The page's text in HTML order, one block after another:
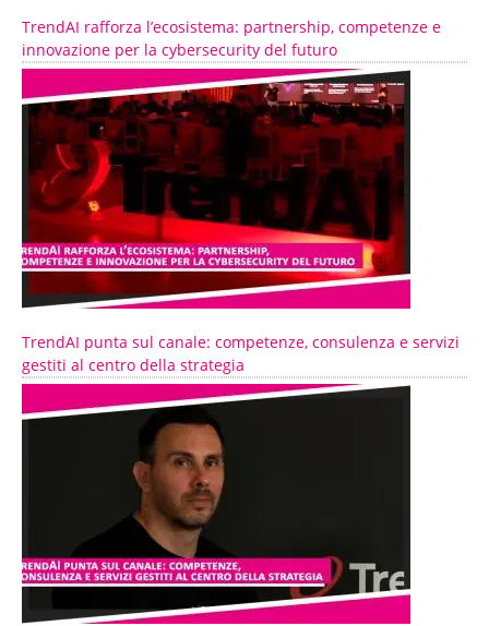
TrendAI rafforza l’ecosistema: partnership, competenze e
innovazione per la cybersecurity del futuro
TrendAI punta sul canale: competenze, consulenza e servizi
gestiti al centro della strategia